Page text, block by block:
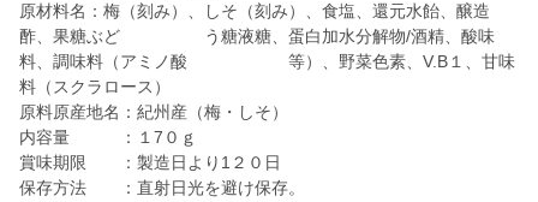
原材料名：梅（刻み）、しそ（刻み）、食塩、還元水飴、醸造
酢、果糖ぶど う糖液糖、蛋白加水分解物/酒精、酸味
料、調味料（アミノ酸 等）、野菜色素、V.B１、甘味
料（スクラロース）
原料原産地名：紀州産（梅・しそ）
内容量 ：１7０ｇ
賞味期限 ：製造日より1２０日
保存方法 ：直射日光を避け保存。